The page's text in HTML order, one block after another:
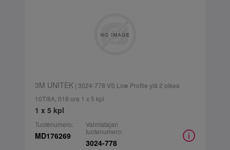
3M UNITEK| 3024-778 VS Low Profile ylä 2 oikea
10T/8A, 018 ura 1 x 5 kpl
1 x 5 kpl
Tuotenumero:
MD176269
Valmistajan
tuotenumero:
3024-778